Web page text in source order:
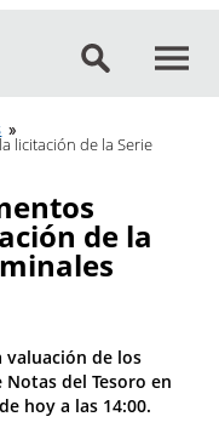
licitación de la Serie
de la
valuación de los
del Tesoro en
hoy a las 14:00.